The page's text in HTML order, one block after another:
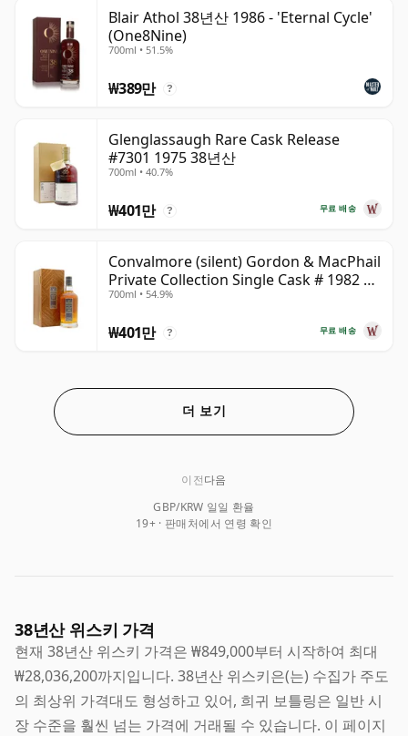
Blair Athol 38년산 1986 - 'Eternal Cycle'
(One8Nine)
700ml • 51.5%
₩389만 ?
Glenglassaugh Rare Cask Release
#7301 1975 38년산
700ml • 40.7%
무료 배송
₩401만 ?
Convalmore (silent) Gordon & MacPhail
Private Collection Single Cask # 1982 38
년산
700ml • 54.9%
무료 배송
₩401만 ?
더 보기
GBP/KRW 일일 환율
19+ · 판매처에서 연령 확인
이전다음
38년산 위스키 가격
현재 38년산 위스키 가격은 ₩849,000부터 시작하여 최대
₩28,036,200까지입니다. 38년산 위스키은(는) 수집가 주도
의 최상위 가격대도 형성하고 있어, 희귀 보틀링은 일반 시
장 수준을 훨씬 넘는 가격에 거래될 수 있습니다. 이 페이지